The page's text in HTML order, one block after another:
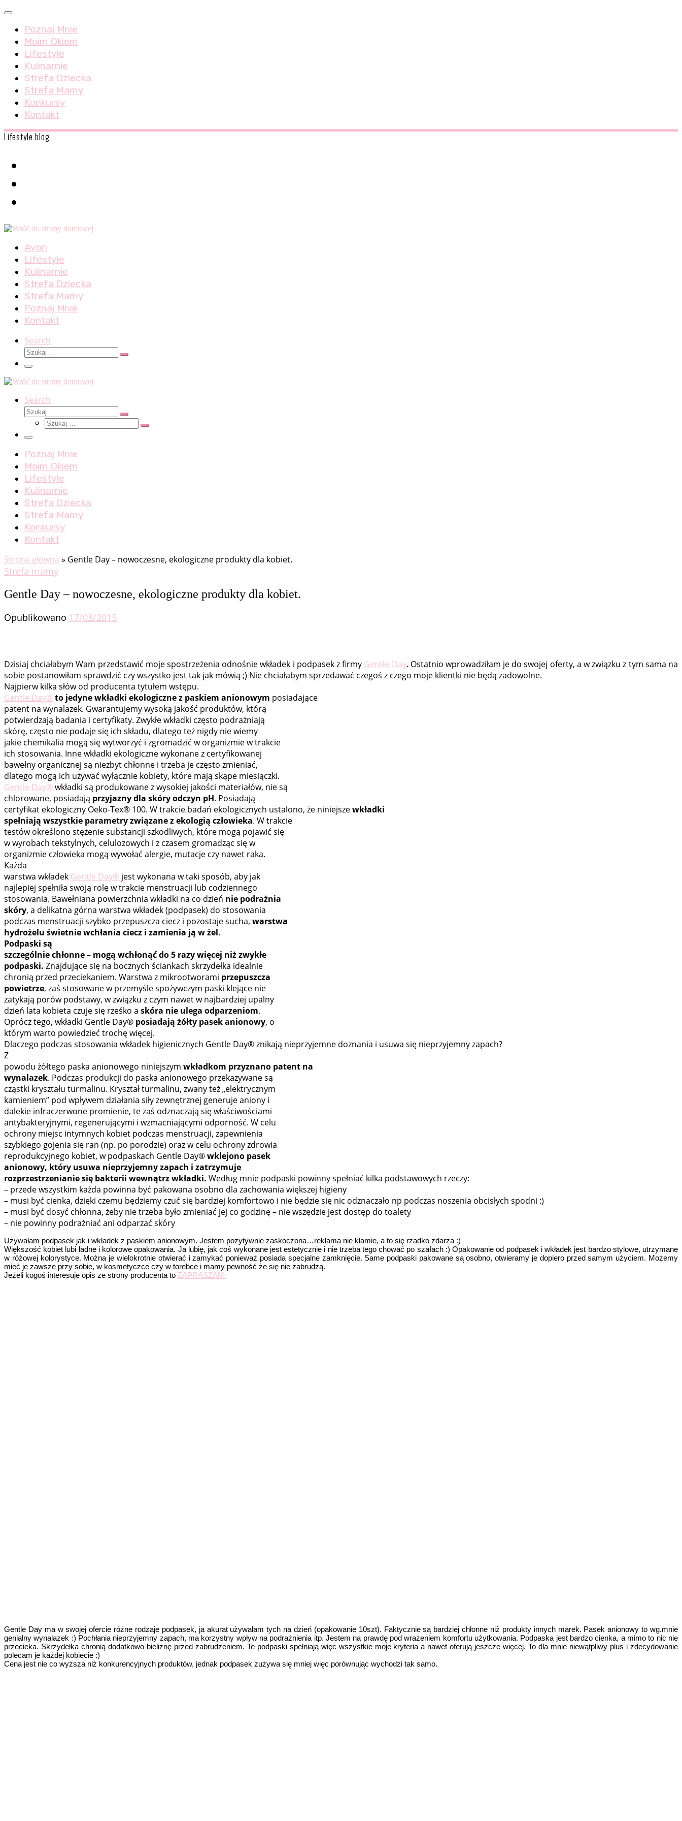
Skip
content
Menu
Poznaj Mnie
Moim Okiem
Lifestyle
Kulinarnie
Strefa Dziecka
Strefa Mamy
Konkursy
Kontakt
Lifestyle blog
Avon
Lifestyle
Kulinarnie
Strefa Dziecka
Strefa Mamy
Poznaj Mnie
Kontakt
Search
Szukaj
Szukaj
Menu
Search
Szukaj
Szukaj
Szukaj
Szukaj
Menu
Poznaj Mnie
Moim Okiem
Lifestyle
Kulinarnie
Strefa Dziecka
Strefa Mamy
Konkursy
Kontakt
Strona główna » Gentle Day – nowoczesne, ekologiczne produkty dla kobiet.
Strefa mamy
Gentle Day – nowoczesne, ekologiczne produkty dla kobiet.
Opublikowano 17/03/2015
Dzisiaj chciałabym Wam przedstawić moje spostrzeżenia odnośnie wkładek i podpasek z firmy Gentle Day. Ostatnio wprowadziłam je do swojej oferty, a w związku z tym sama na
sobie postanowiłam sprawdzić czy wszystko jest tak jak mówią ;) Nie chciałabym sprzedawać czegoś z czego moje klientki nie będą zadowolne.
Najpierw kilka słów od producenta tytułem wstępu.
Gentle Day®to jedyne wkładki ekologiczne z paskiem anionowym posiadające
patent na wynalazek. Gwarantujemy wysoką jakość produktów, którą
potwierdzają badania i certyfikaty. Zwykłe wkładki często podrażniają
skórę, często nie podaje się ich składu, dlatego też nigdy nie wiemy
jakie chemikalia mogą się wytworzyć i zgromadzić w organizmie w trakcie
ich stosowania. Inne wkładki ekologiczne wykonane z certyfikowanej
bawełny organicznej są niezbyt chłonne i trzeba je często zmieniać,
dlatego mogą ich używać wyłącznie kobiety, które mają skąpe miesiączki.
Gentle Day®wkładki są produkowane z wysokiej jakości materiałów, nie są
chlorowane, posiadają przyjazny dla skóry odczyn pH. Posiadają
certyfikat ekologiczny Oeko-Tex® 100. W trakcie badań ekologicznych ustalono, że niniejszewkładki
spełniają wszystkie parametry związane z ekologią człowieka. W trakcie
testów określono stężenie substancji szkodliwych, które mogą pojawić się
w wyrobach tekstylnych, celulozowych i z czasem gromadząc się w
organizmie człowieka mogą wywołać alergie, mutacje czy nawet raka.
Każda
warstwa wkładek Gentle Day® jest wykonana w taki sposób, aby jak
najlepiej spełniła swoją rolę w trakcie menstruacji lub codziennego
stosowania. Bawełniana powierzchnia wkładki na co dzień nie podrażnia
skóry, a delikatna górna warstwa wkładek (podpasek) do stosowania
podczas menstruacji szybko przepuszcza ciecz i pozostaje sucha, warstwa
hydrożelu świetnie wchłania ciecz i zamienia ją w żel.
Podpaski są
szczególnie chłonne – mogą wchłonąć do 5 razy więcej niż zwykłe
podpaski. Znajdujące się na bocznych ściankach skrzydełka idealnie
chronią przed przeciekaniem. Warstwa z mikrootworami przepuszcza
powietrze, zaś stosowane w przemyśle spożywczym paski klejące nie
zatykają porów podstawy, w związku z czym nawet w najbardziej upalny
dzień lata kobieta czuje się rześko a skóra nie ulega odparzeniom.
Oprócz tego, wkładki Gentle Day® posiadają żółty pasek anionowy, o
którym warto powiedzieć trochę więcej.
Dlaczego podczas stosowania wkładek higienicznych Gentle Day® znikają nieprzyjemne doznania i usuwa się nieprzyjemny zapach?
Z
powodu żółtego paska anionowego niniejszym wkładkom przyznano patent na
wynalazek. Podczas produkcji do paska anionowego przekazywane są
cząstki kryształu turmalinu. Kryształ turmalinu, zwany też „elektrycznym
kamieniem” pod wpływem działania siły zewnętrznej generuje aniony i
dalekie infraczerwone promienie, te zaś odznaczają się właściwościami
antybakteryjnymi, regenerującymi i wzmacniającymi odporność. W celu
ochrony miejsc intymnych kobiet podczas menstruacji, zapewnienia
szybkiego gojenia się ran (np. po porodzie) oraz w celu ochrony zdrowia
reprodukcyjnego kobiet, w podpaskach Gentle Day®wklejono pasek
anionowy, który usuwa nieprzyjemny zapach i zatrzymuje
rozprzestrzenianie się bakterii wewnątrz wkładki. Według mnie podpaski powinny spełniać kilka podstawowych rzeczy:
– przede wszystkim każda powinna być pakowana osobno dla zachowania większej higieny
– musi być cienka, dzięki czemu będziemy czuć się bardziej komfortowo i nie będzie się nic odznaczało np podczas noszenia obcisłych spodni :)
– musi być dosyć chłonna, żeby nie trzeba było zmieniać jej co godzinę – nie wszędzie jest dostęp do toalety
– nie powinny podrażniać ani odparzać skóry
Używałam podpasek jak i wkładek z paskiem anionowym. Jestem pozytywnie zaskoczona…reklama nie kłamie, a to się rzadko zdarza :)
Większość kobiet lubi ładne i kolorowe opakowania. Ja lubię, jak coś wykonane jest estetycznie i nie trzeba tego chować po szafach :) Opakowanie od podpasek i wkładek jest bardzo stylowe, utrzymane
w różowej kolorystyce. Można je wielokrotnie otwierać i zamykać ponieważ posiada specjalne zamknięcie. Same podpaski pakowane są osobno, otwieramy je dopiero przed samym użyciem. Możemy
mieć je zawsze przy sobie, w kosmetyczce czy w torebce i mamy pewność że się nie zabrudzą.
Jeżeli kogoś interesuje opis ze strony producenta to ZAPRASZAM
Gentle Day ma w swojej ofercie różne rodzaje podpasek, ja akurat używałam tych na dzień (opakowanie 10szt). Faktycznie są bardziej chłonne niż produkty innych marek. Pasek anionowy to wg.mnie
genialny wynalazek :) Pochłania nieprzyjemny zapach, ma korzystny wpływ na podrażnienia itp. Jestem na prawdę pod wrażeniem komfortu użytkowania. Podpaska jest bardzo cienka, a mimo to nic nie
przecieka. Skrzydełka chronią dodatkowo bieliznę przed zabrudzeniem. Te podpaski spełniają więc wszystkie moje kryteria a nawet oferują jeszcze więcej. To dla mnie niewątpliwy plus i zdecydowanie
polecam je każdej kobiecie :)
Cena jest nie co wyższa niż konkurencyjnych produktów, jednak podpasek zużywa się mniej więc porównując wychodzi tak samo.